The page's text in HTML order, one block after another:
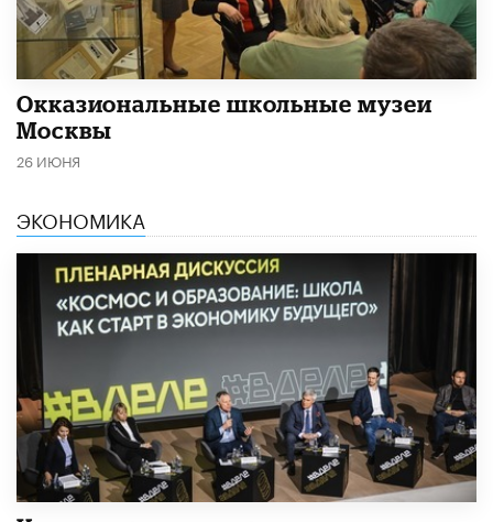
​Окказиональные школьные музеи
Москвы
26 ИЮНЯ
ЭКОНОМИКА